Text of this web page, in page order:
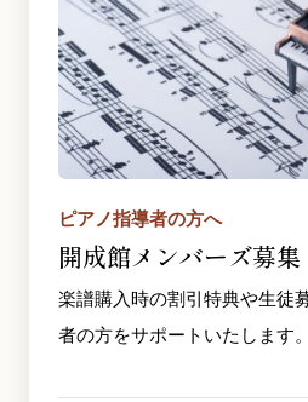
ピアノ指導者の方へ
開成館メンバーズ募集
楽譜購入時の割引特典や生徒
者の方をサポートいたします。